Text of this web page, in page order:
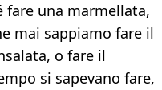
fare una marmellata,
mai sappiamo fare il
o fare il
si sapevano fare,